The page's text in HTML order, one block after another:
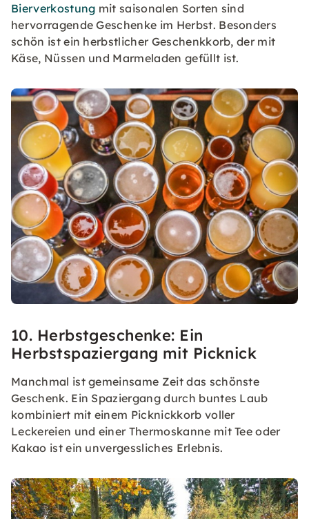
Bierverkostung mit saisonalen Sorten sind
hervorragende Geschenke im Herbst. Besonders
schön ist ein herbstlicher Geschenkkorb, der mit
Käse, Nüssen und Marmeladen gefüllt ist.
10. Herbstgeschenke: Ein
Herbstspaziergang mit Picknick
Manchmal ist gemeinsame Zeit das schönste
Geschenk. Ein Spaziergang durch buntes Laub
kombiniert mit einem Picknickkorb voller
Leckereien und einer Thermoskanne mit Tee oder
Kakao ist ein unvergessliches Erlebnis.